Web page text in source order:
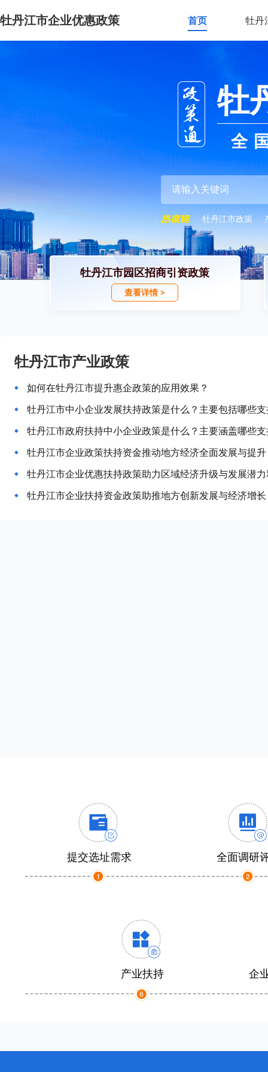
牡丹江市企业优惠政策 首页 牡丹
牡
全
牡丹江市政策
牡丹江市园区招商引资政策
查看详情 >
牡丹江市产业政策
如何在牡丹江市提升惠企政策的应用效果？
牡丹江市中小企业发展扶持政策是什么？主要包括哪些
牡丹江市政府扶持中小企业政策是什么？主要涵盖哪些
牡丹江市企业政策扶持资金推动地方经济全面发展与提升
牡丹江市企业优惠扶持政策助力区域经济升级与发展潜
牡丹江市企业扶持资金政策助推地方创新发展与经济增长
提交选址需求 全面调研
产业扶持 企